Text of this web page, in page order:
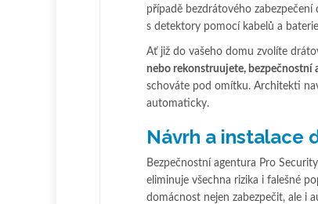
případě bezdrátového
s detektory pomocí kabelů a
Ať již do vašeho domu zvolíte
nebo rekonstruujete, bezpečnostní
schováte pod omítku. Architekti
automaticky.
Návrh a instalace
Bezpečnostní agentura Pro
eliminuje všechna rizika i falešné
domácnost nejen zabezpečit, ale i